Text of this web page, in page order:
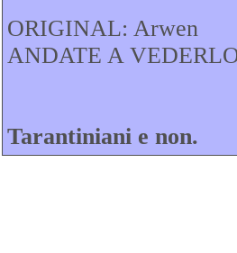
ORIGINAL: Arwen
ANDATE A
Tarantiniani e non.